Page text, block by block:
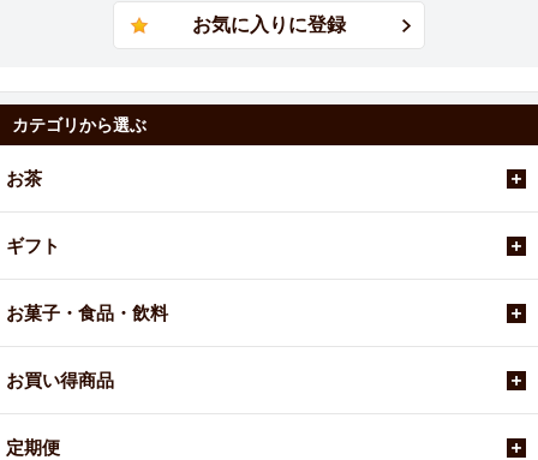
カテゴリから選ぶ
お茶
ギフト
お菓子・食品・飲料
お買い得商品
定期便